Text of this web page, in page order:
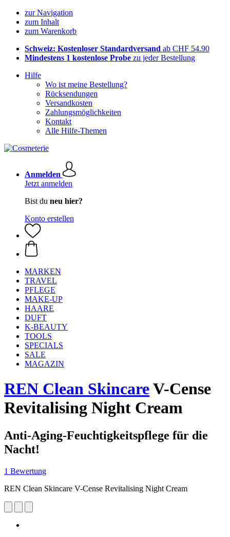
zur Navigation
zum Inhalt
zum Warenkorb
Schweiz: Kostenloser Standardversand ab CHF 54.90
Mindestens 1 kostenlose Probe zu jeder Bestellung
Hilfe
Wo ist meine Bestellung?
Rücksendungen
Versandkosten
Zahlungsmöglichkeiten
Kontakt
Alle Hilfe-Themen
Anmelden
Jetzt anmelden
Bist du neu hier?
Konto erstellen
MARKEN
TRAVEL
PFLEGE
MAKE-UP
HAARE
DUFT
K-BEAUTY
TOOLS
SPECIALS
SALE
MAGAZIN
REN Clean SkincareV-Cense
Revitalising Night Cream
Anti-Aging-Feuchtigkeitspflege für die
Nacht!
1 Bewertung
REN Clean Skincare V-Cense Revitalising Night Cream